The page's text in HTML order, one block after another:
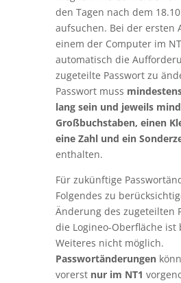
den Tagen nach dem
aufsuchen. Bei der ersten
einem der Computer im
automatisch die
zugeteilte Passwort zu
Passwort muss
lang sein und jeweils
Großbuchstaben, einen
eine Zahl und ein
enthalten.
Für zukünftige
Folgendes zu
Änderung des zugeteilten
die Logineo-Oberfläche ist
Weiteres nicht möglich.
Passwortänderungen
vorerst nur im NT1